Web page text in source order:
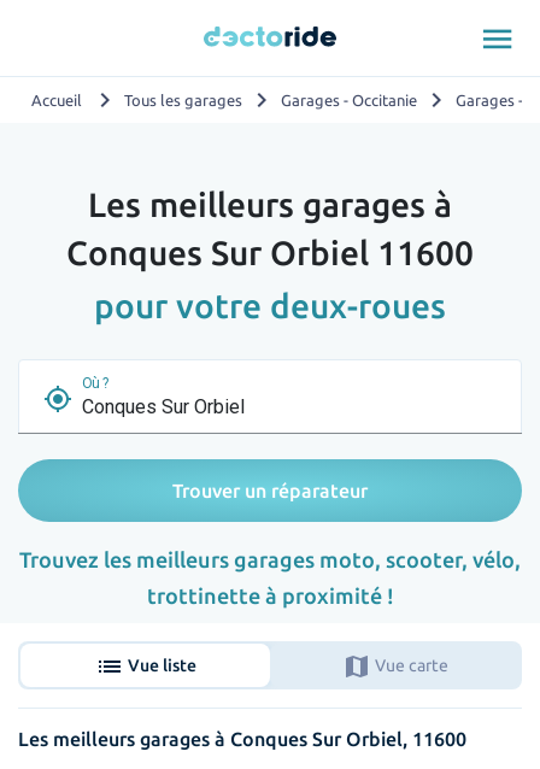
menu
Accueil chevron_right Tous les garages chevron_right Garages - Occitanie chevron_right Garages -
Les meilleurs garages à
Conques Sur Orbiel 11600
pour votre deux-roues
my_location
Où ?
Trouver un réparateur
Trouvez les meilleurs garages moto, scooter, vélo,
trottinette à proximité !
list Vue liste map Vue carte
Les meilleurs garages à Conques Sur Orbiel, 11600